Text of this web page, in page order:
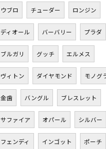
ウブロ チューダー ロンジン
ディオール バーバリー プラダ
ブルガリ グッチ エルメス
ヴィトン ダイヤモンド モノグ
金歯 バングル ブレスレット
サファイア オパール シルバー
フェンディ インゴット ポーチ